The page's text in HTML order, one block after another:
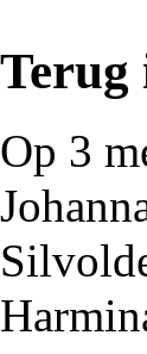
Terug
Op 3